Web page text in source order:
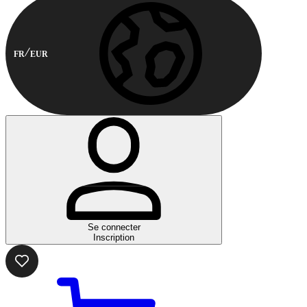
FR EUR
Se connecter
Inscription